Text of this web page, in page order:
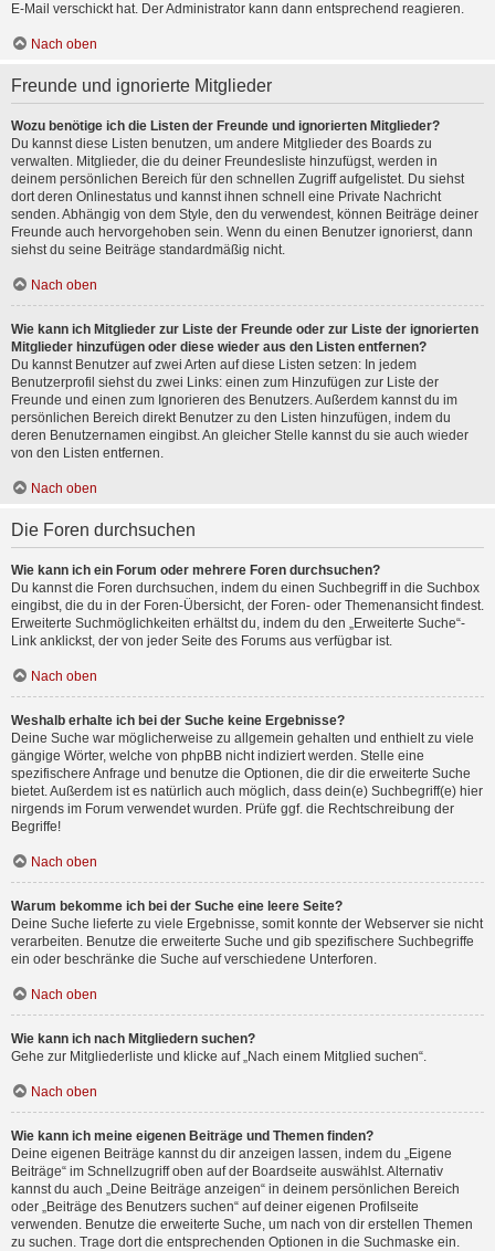
E-Mail verschickt hat. Der Administrator kann dann entsprechend reagieren.
Nach oben
Freunde und ignorierte Mitglieder
Wozu benötige ich die Listen der Freunde und ignorierten Mitglieder?
Du kannst diese Listen benutzen, um andere Mitglieder des Boards zu
verwalten. Mitglieder, die du deiner Freundesliste hinzufügst, werden in
deinem persönlichen Bereich für den schnellen Zugriff aufgelistet. Du siehst
dort deren Onlinestatus und kannst ihnen schnell eine Private Nachricht
senden. Abhängig von dem Style, den du verwendest, können Beiträge deiner
Freunde auch hervorgehoben sein. Wenn du einen Benutzer ignorierst, dann
siehst du seine Beiträge standardmäßig nicht.
Nach oben
Wie kann ich Mitglieder zur Liste der Freunde oder zur Liste der ignorierten
Mitglieder hinzufügen oder diese wieder aus den Listen entfernen?
Du kannst Benutzer auf zwei Arten auf diese Listen setzen: In jedem
Benutzerprofil siehst du zwei Links: einen zum Hinzufügen zur Liste der
Freunde und einen zum Ignorieren des Benutzers. Außerdem kannst du im
persönlichen Bereich direkt Benutzer zu den Listen hinzufügen, indem du
deren Benutzernamen eingibst. An gleicher Stelle kannst du sie auch wieder
von den Listen entfernen.
Nach oben
Die Foren durchsuchen
Wie kann ich ein Forum oder mehrere Foren durchsuchen?
Du kannst die Foren durchsuchen, indem du einen Suchbegriff in die Suchbox
eingibst, die du in der Foren-Übersicht, der Foren- oder Themenansicht findest.
Erweiterte Suchmöglichkeiten erhältst du, indem du den „Erweiterte Suche“-
Link anklickst, der von jeder Seite des Forums aus verfügbar ist.
Nach oben
Weshalb erhalte ich bei der Suche keine Ergebnisse?
Deine Suche war möglicherweise zu allgemein gehalten und enthielt zu viele
gängige Wörter, welche von phpBB nicht indiziert werden. Stelle eine
spezifischere Anfrage und benutze die Optionen, die dir die erweiterte Suche
bietet. Außerdem ist es natürlich auch möglich, dass dein(e) Suchbegriff(e) hier
nirgends im Forum verwendet wurden. Prüfe ggf. die Rechtschreibung der
Begriffe!
Nach oben
Warum bekomme ich bei der Suche eine leere Seite?
Deine Suche lieferte zu viele Ergebnisse, somit konnte der Webserver sie nicht
verarbeiten. Benutze die erweiterte Suche und gib spezifischere Suchbegriffe
ein oder beschränke die Suche auf verschiedene Unterforen.
Nach oben
Wie kann ich nach Mitgliedern suchen?
Gehe zur Mitgliederliste und klicke auf „Nach einem Mitglied suchen“.
Nach oben
Wie kann ich meine eigenen Beiträge und Themen finden?
Deine eigenen Beiträge kannst du dir anzeigen lassen, indem du „Eigene
Beiträge“ im Schnellzugriff oben auf der Boardseite auswählst. Alternativ
kannst du auch „Deine Beiträge anzeigen“ in deinem persönlichen Bereich
oder „Beiträge des Benutzers suchen“ auf deiner eigenen Profilseite
verwenden. Benutze die erweiterte Suche, um nach von dir erstellen Themen
zu suchen. Trage dort die entsprechenden Optionen in die Suchmaske ein.